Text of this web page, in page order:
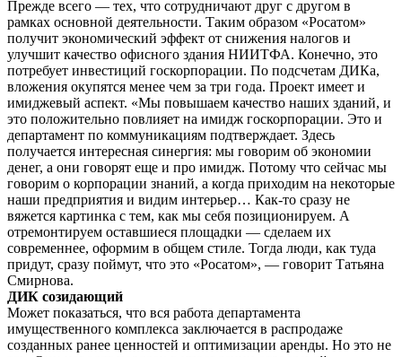
Прежде всего — тех, что сотрудничают друг с другом в
рамках основной деятельности. Таким образом «Росатом»
получит экономический эффект от снижения налогов и
улучшит качество офисного здания НИИТФА. Конечно, это
потребует инвестиций госкорпорации. По подсчетам ДИКа,
вложения окупятся менее чем за три года. Проект имеет и
имиджевый аспект. «Мы повышаем качество наших зданий, и
это положительно повлияет на имидж госкорпорации. Это и
департамент по коммуникациям подтверждает. Здесь
получается интересная синергия: мы говорим об экономии
денег, а они говорят еще и про имидж. Потому что сейчас мы
говорим о корпорации знаний, а когда приходим на некоторые
наши предприятия и видим интерьер… Как-то сразу не
вяжется картинка с тем, как мы себя позиционируем. А
отремонтируем оставшиеся площадки — сделаем их
современнее, оформим в общем стиле. Тогда люди, как туда
придут, сразу поймут, что это «Росатом», — говорит Татьяна
Смирнова.
ДИК созидающий
Может показаться, что вся работа департамента
имущественного комплекса заключается в распродаже
созданных ранее ценностей и оптимизации аренды. Но это не